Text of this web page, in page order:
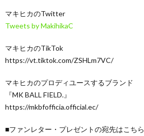
マキヒカのTwitter
Tweets by MakihikaC
マキヒカのTikTok
https://vt.tiktok.com/ZSHLm7VC/
マキヒカのプロディユースするブランド
『MK BALL FIELD.』
https://mkbfofficia.official.ec/
■ファンレター・プレゼントの宛先はこちら